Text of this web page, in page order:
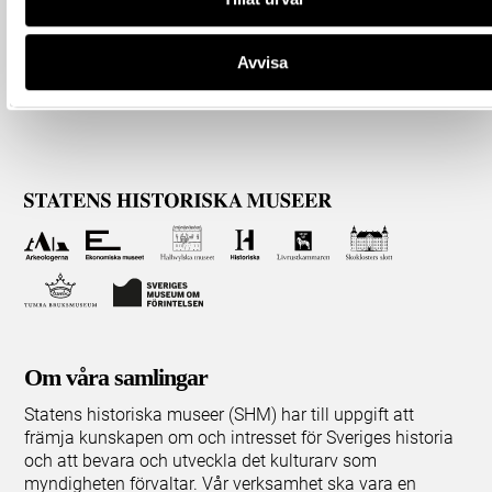
Avvisa
Om våra samlingar
Statens historiska museer (SHM) har till uppgift att
främja kunskapen om och intresset för Sveriges historia
och att bevara och utveckla det kulturarv som
myndigheten förvaltar. Vår verksamhet ska vara en